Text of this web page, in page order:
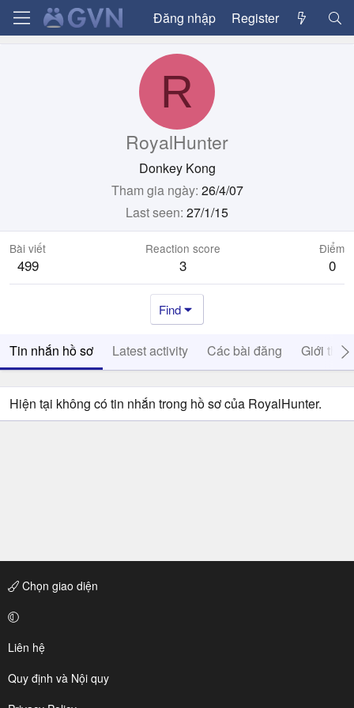
Đăng nhập Register
R
RoyalHunter
Donkey Kong
Tham gia ngày 26/4/07
Last seen 27/1/15
Bài viết
499
Reaction score
3
Điểm
0
Find
Tin nhắn hồ sơ Latest activity Các bài đăng Giới thiệu
Hiện tại không có tin nhắn trong hồ sơ của RoyalHunter.
Chọn giao diện
Liên hệ
Quy định và Nội quy